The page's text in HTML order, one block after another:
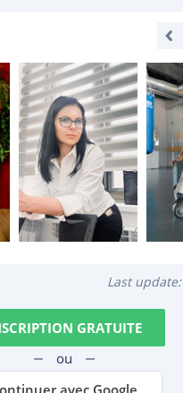
Last update:
GRATUITE
ou
avec Google